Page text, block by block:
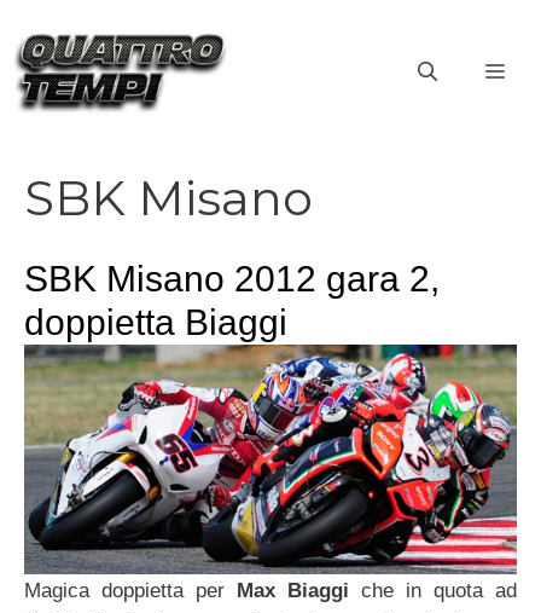
contenuto
SBK Misano
SBK Misano 2012 gara 2,
doppietta Biaggi
Magica doppietta per Max Biaggi che in quota ad